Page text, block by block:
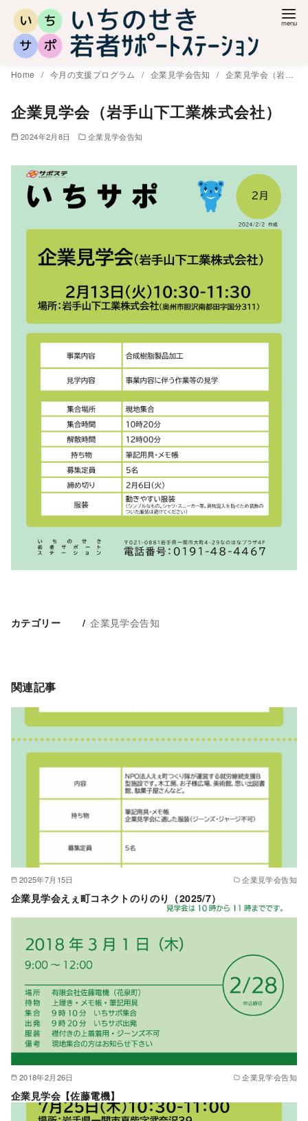
Home 今月の支援プログラム 企業見学会告知 企業見学会（岩手山下工業株式会社）
企業見学会（岩手山下工業株式会社）
2024年2月8日 企業見学会告知
カテゴリー 企業見学会告知
関連記事
2025年7月15日 企業見学会告知
企業見学会えぇ町コネクトのりのり（2025/7）
2018年2月26日 企業見学会告知
企業見学会【佐藤電機】